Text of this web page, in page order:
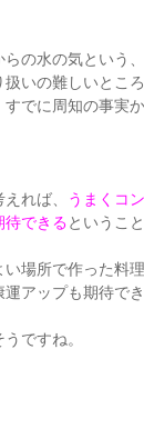
の水の気という
いの難しいとこ
でに周知の事実
れば、 うまくコ
待できるというこ
場所で作った料
アップも期待でき
ですね。